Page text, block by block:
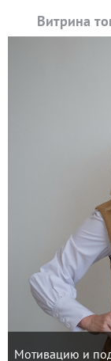
Витрина
Мотивацию и